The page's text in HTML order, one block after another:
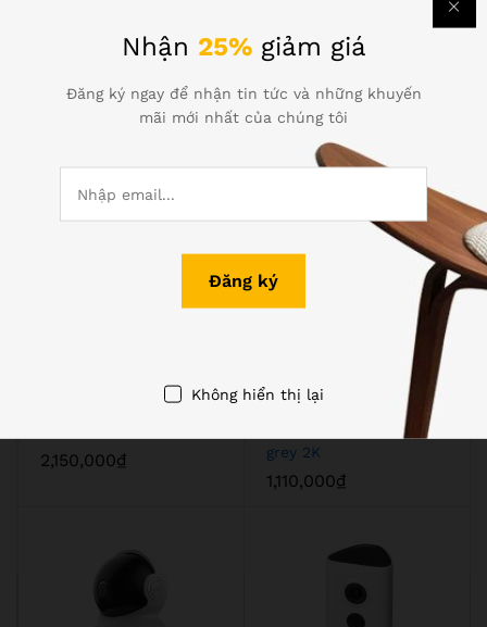
Computer & Techologies
Xem tất cả
2,150,000₫
Camera Hành trình YI
Dash Camera – Dark
grey 2K
1,110,000₫
Nhận 25% giảm giá
Đăng ký ngay để nhận tin tức và những khuyến
mãi mới nhất của chúng tôi
Không hiển thị lại